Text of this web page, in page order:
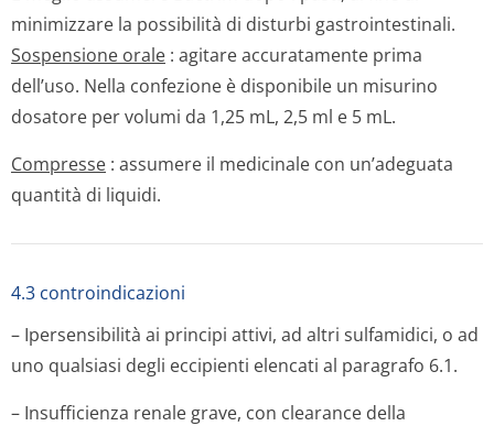
minimizzare la possibilità di disturbi gastrointestinali.
Sospensione orale : agitare accuratamente prima
dell’uso. Nella confezione è disponibile un misurino
dosatore per volumi da 1,25 mL, 2,5 ml e 5 mL.
Compresse : assumere il medicinale con un’adeguata
quantità di liquidi.
4.3 controindicazioni
– Ipersensibilità ai principi attivi, ad altri sulfamidici, o ad
uno qualsiasi degli eccipienti elencati al paragrafo 6.1.
– Insufficienza renale grave, con clearance della